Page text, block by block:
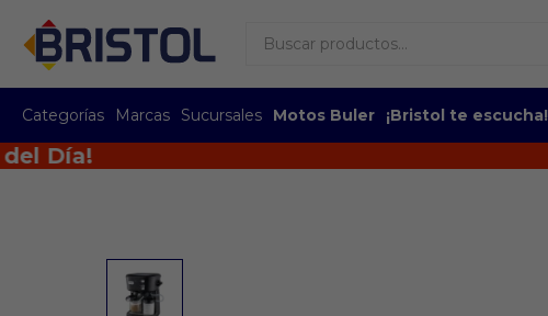
Categorías Marcas Sucursales Motos Buler ¡Bristol te escucha!